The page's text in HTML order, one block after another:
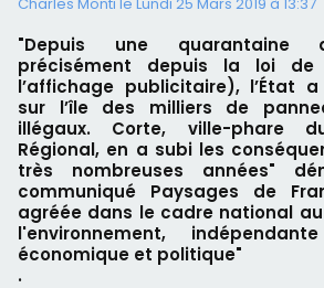
"Depuis une quarantaine
précisément depuis la loi de
l’affichage publicitaire), l’État
sur l’île des milliers de
illégaux. Corte, ville-phare
Régional, en a subi les
très nombreuses années"
communiqué Paysages de
agréée dans le cadre national
l'environnement,
économique et politique"
.